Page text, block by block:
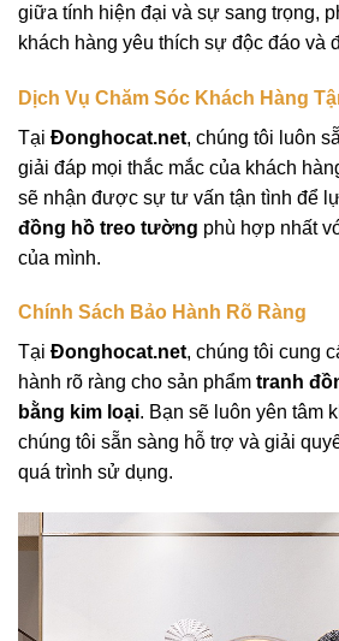
giữa tính hiện đại và sự sang trọng,
khách hàng yêu thích sự độc đáo và
Dịch Vụ Chăm Sóc Khách Hàng
Tại Đonghocat.net, chúng tôi luôn
giải đáp mọi thắc mắc của khách
sẽ nhận được sự tư vấn tận tình để
đồng hồ treo tường phù hợp nhất
của mình.
Chính Sách Bảo Hành Rõ Ràng
Tại Đonghocat.net, chúng tôi cung
hành rõ ràng cho sản phẩm tranh
bằng kim loại. Bạn sẽ luôn yên tâm
chúng tôi sẵn sàng hỗ trợ và giải
quá trình sử dụng.